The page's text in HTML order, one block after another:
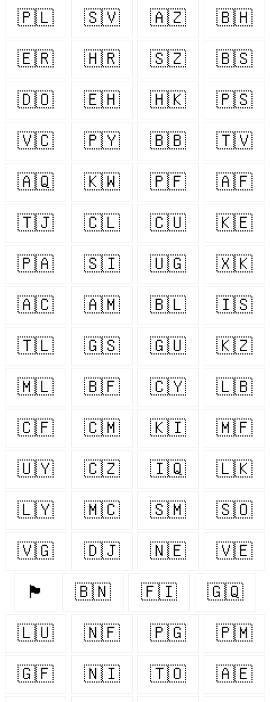
🇵🇱 🇸🇻 🇦🇿 🇧🇭
🇪🇷 🇭🇷 🇸🇿 🇧🇸
🇩🇴 🇪🇭 🇭🇰 🇵🇸
🇻🇨 🇵🇾 🇧🇧 🇹🇻
🇦🇶 🇰🇼 🇵🇫 🇦🇫
🇹🇯 🇨🇱 🇨🇺 🇰🇪
🇵🇦 🇸🇮 🇺🇬 🇽🇰
🇦🇨 🇦🇲 🇧🇱 🇮🇸
🇹🇱 🇬🇸 🇬🇺 🇰🇿
🇲🇱 🇧🇫 🇨🇾 🇱🇧
🇨🇫 🇨🇲 🇰🇮 🇲🇫
🇺🇾 🇨🇿 🇮🇶 🇱🇰
🇱🇾 🇲🇨 🇸🇲 🇸🇴
🇻🇬 🇩🇯 🇳🇪 🇻🇪
🏴󠁧󠁢󠁷󠁬󠁳󠁿 🇧🇳 🇫🇮 🇬🇶
🇱🇺 🇳🇫 🇵🇬 🇵🇲
🇬🇫 🇳🇮 🇹🇴 🇦🇪